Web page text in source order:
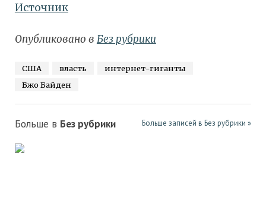
Источник
Опубликовано в Без рубрики
США власть
интернет-гиганты
Бжо Байден
Больше в Без рубрики Больше записей в Без рубрики »